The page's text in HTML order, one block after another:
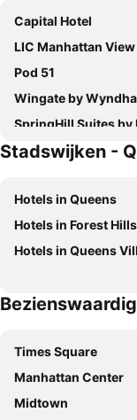
Capital Hotel
LIC Manhattan
Pod 51
Wingate by Wyndham Long
SpringHill Suites by Marriott New
Hyatt Grand Central
LIC Hotel
Fairfield Inn & Suites New York Queens/
Courtyard by Marriott Long Island City/New
Ravel Hotel Trademark Collection
The Lexington Hotel, Autograph
Pod Brooklyn
Fitzpatrick Grand
Stadswijken -
Hotels in Queens
Hotels in Forest Hills
Hotels in Queens
Times Square
Manhattan Center
Midtown